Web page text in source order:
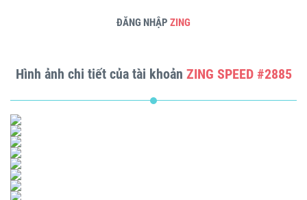
ĐĂNG NHẬP ZING
Hình ảnh chi tiết của tài khoản ZING SPEED #2885